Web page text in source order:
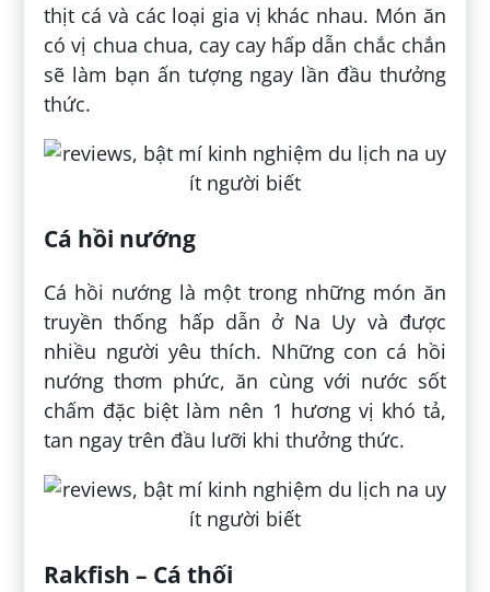
thịt cá và các loại gia vị khác nhau. Món ăn
có vị chua chua, cay cay hấp dẫn chắc chắn
sẽ làm bạn ấn tượng ngay lần đầu thưởng
thức.
Cá hồi nướng
Cá hồi nướng là một trong những món ăn
truyền thống hấp dẫn ở Na Uy và được
nhiều người yêu thích. Những con cá hồi
nướng thơm phức, ăn cùng với nước sốt
chấm đặc biệt làm nên 1 hương vị khó tả,
tan ngay trên đầu lưỡi khi thưởng thức.
Rakfish – Cá thối